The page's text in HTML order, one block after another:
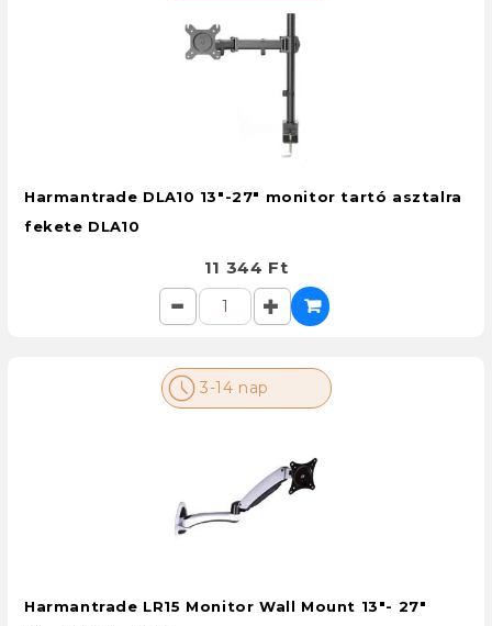
Harmantrade DLA10 13"-27" monitor tartó asztalra
fekete DLA10
11 344 Ft
3-14 nap
Harmantrade LR15 Monitor Wall Mount 13"- 27"